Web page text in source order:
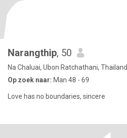
Narangthip, 50
Na Chaluai, Ubon Ratchathani, Thailand
Op zoek naar: Man 48 - 69
Love has no boundaries, sincere